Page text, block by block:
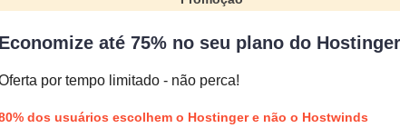
Economize até 75% no seu plano do
por tempo limitado - não perca!
dos usuários escolhem o Hostinger e não o Hostwinds